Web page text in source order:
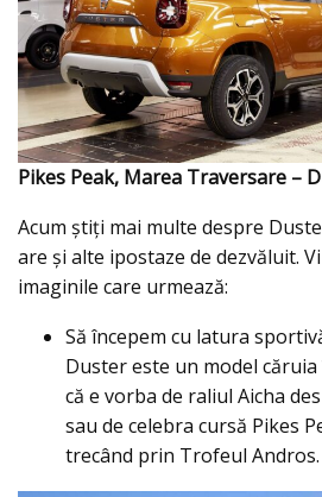
Pikes Peak, Marea Traversare –
Acum știți mai multe despre
are şi alte ipostaze de dezvăluit.
imaginile care urmează:
Să începem cu latura
Duster este un model
că e vorba de raliul Aicha
sau de celebra cursă Pikes
trecând prin Trofeul Andros.